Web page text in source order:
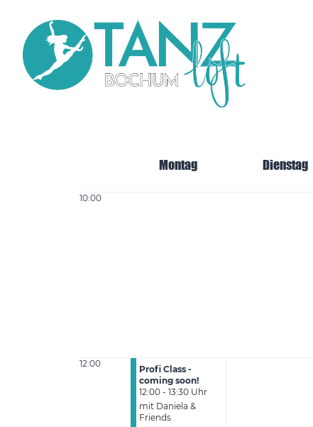
Inhalt
10:00
12:00
Montag
Profi Class -
coming soon!
12:00 - 13:30 Uhr
mit Daniela &
Friends
Dienstag